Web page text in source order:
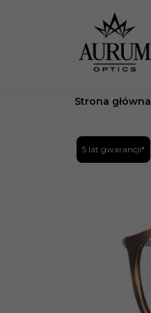
Strona główna
5 lat gwarancji*